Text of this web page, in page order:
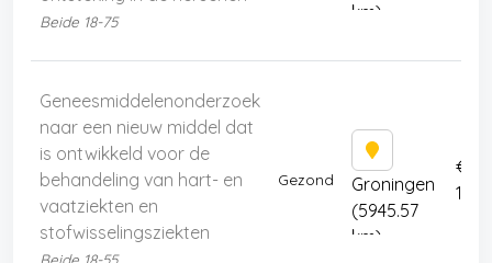
Beide 18-75
km)
Geneesmiddelenonderzoek
naar een nieuw middel dat
is ontwikkeld voor de
behandeling van hart- en
vaatziekten en
stofwisselingsziekten
Beide 18-55
Gezond
Groningen
(5945.57
km)
€
1731